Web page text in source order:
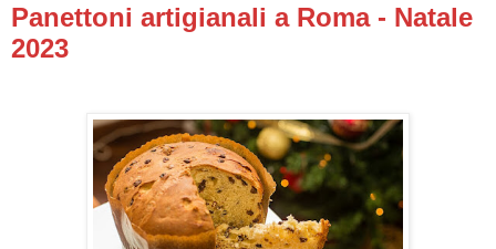
Panettoni artigianali a Roma - Natale
2023